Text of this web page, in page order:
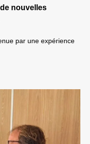
nouvelles
par une expérience